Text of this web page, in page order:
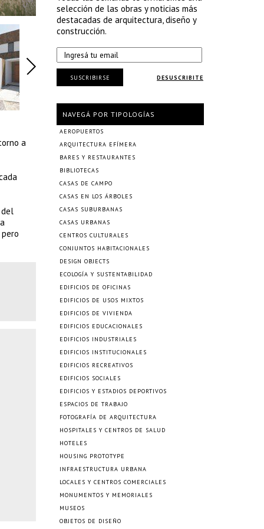
a
del
selección de las obras y noticias más
destacadas de arquitectura, diseño y
construcción.
DESUSCRIBITE
SUSCRIBIRSE
NAVEGÁ POR TIPOLOGÍAS
AEROPUERTOS
ARQUITECTURA EFÍMERA
BARES Y RESTAURANTES
BIBLIOTECAS
CASAS DE CAMPO
CASAS EN LOS ÁRBOLES
CASAS SUBURBANAS
CASAS URBANAS
CENTROS CULTURALES
CONJUNTOS HABITACIONALES
DESIGN OBJECTS
ECOLOGÍA Y SUSTENTABILIDAD
EDIFICIOS DE OFICINAS
EDIFICIOS DE USOS MIXTOS
EDIFICIOS DE VIVIENDA
EDIFICIOS EDUCACIONALES
EDIFICIOS INDUSTRIALES
EDIFICIOS INSTITUCIONALES
EDIFICIOS RECREATIVOS
EDIFICIOS SOCIALES
EDIFICIOS Y ESTADIOS DEPORTIVOS
ESPACIOS DE TRABAJO
FOTOGRAFÍA DE ARQUITECTURA
HOSPITALES Y CENTROS DE SALUD
HOTELES
HOUSING PROTOTYPE
INFRAESTRUCTURA URBANA
LOCALES Y CENTROS COMERCIALES
MONUMENTOS Y MEMORIALES
MUSEOS
OBJETOS DE DISEÑO